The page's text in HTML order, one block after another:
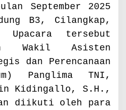
September 2025
B3, Cilangkap,
Upacara tersebut
Wakil Asisten
dan Perencanaan
Panglima TNI,
Kidingallo, S.H.,
diikuti oleh para